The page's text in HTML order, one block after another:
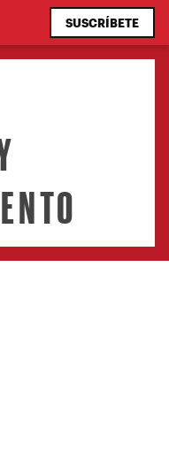
SUSCRÍBETE